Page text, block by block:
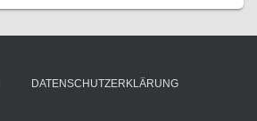
DATENSCHUTZERKLÄRUNG